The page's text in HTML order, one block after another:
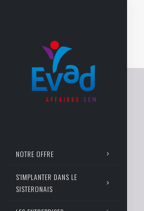
NOTRE OFFRE
S'IMPLANTER DANS LE
SISTERONAIS